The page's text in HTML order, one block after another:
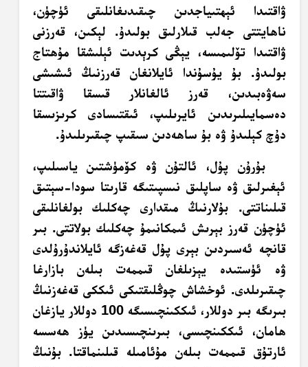
ۋاقتىدا ئېھتىياجدىن چىقىدىغانلىقى ئۈچۈن،
ناھايتتى جەلب قىلارلىق بولىدۇ. لېكىن، قەرزنى
ۋاقتىدا تۆلىمىسە، يېڭى كرېدىت ئېلىشقا مۇھتاج
بولىدۇ. بۇ يۇسۇندا ئايلانغان قەرزنىڭ ئىشىشى
سەۋەبىدىن، قەرز ئالغانلار قىسقا ۋاقىتتا
دەسمايىلىرىدىن ئايرىلىپ، ئىقتىسادى كرىزىسقا
دۇچ كېلىدۇ ۋە بۇ ساھەدىن سىقىپ چىقىرىلىدۇ.
بۇرۇن پۇل، ئالتۇن ۋە كۆمۈشتىن ياسىلىپ،
ئېغىرلىق ۋە ساپلىق نىسپىتىگە قارىتا سودا-سېتىق
قىلىناتتى. بۇلارنىڭ مىقدارى چەكلىك بولغانلىقى
ئۈچۈن قەرز بېرىش ئىمكانىمۇ چەكلىك بولاتتى. بىر
قانچە ئەسىردىن بېرى پۇل قەغەزگە ئايلاندۇرۇلدى
ۋە ئۈستىدە يېزىلغان قىممەت بىلەن بازارغا
چىقىرىلدى. ئوخشاش چوڭلىقتىكى ئىككى قەغەزنىڭ
بىرىگە بىر دوللار، ئىككىنچىسىگە 100 دوللار يازغان
ھامان، ئىككىنچىسى، بىرىنچىسىدىن يۈز ھەسسە
ئارتۇق قىممەت بىلەن مۇئامىلە قىلىنماقتا. بۇنىڭ